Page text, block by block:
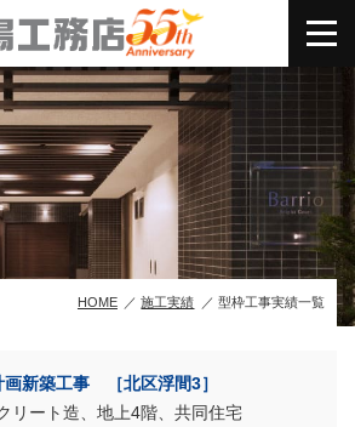
HOME 施工実績 型枠工事実績一覧
画新築工事 ［北区浮間3］
リート造、地上4階、共同住宅